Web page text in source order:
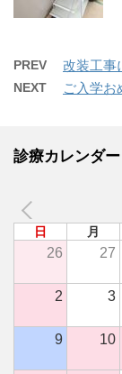
PREV 改装工事
NEXT ご入学お
診療カレンダー
日 月
26 27
2 3
9 10